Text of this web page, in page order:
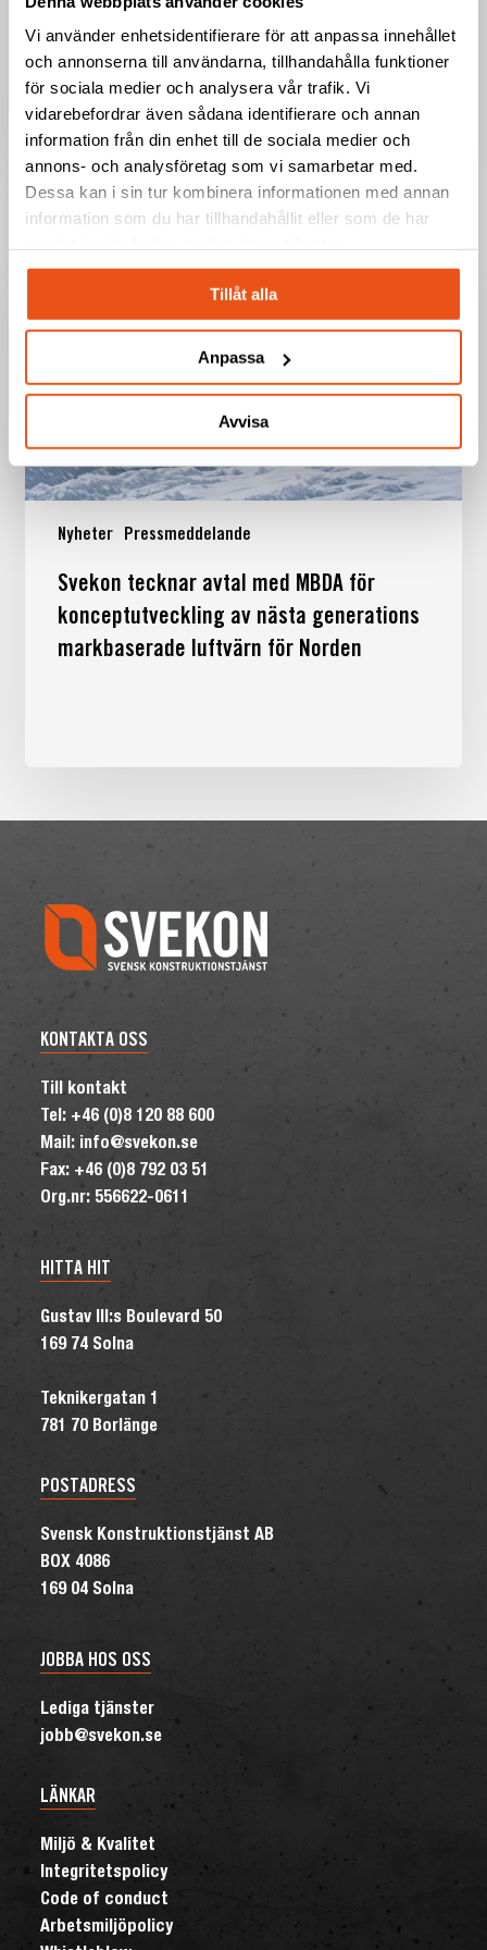
Vi använder enhetsidentifierare för att anpassa innehållet
och annonserna till användarna, tillhandahålla funktioner
för sociala medier och analysera vår trafik. Vi
vidarebefordrar även sådana identifierare och annan
information från din enhet till de sociala medier och
annons- och analysföretag som vi samarbetar med.
Dessa kan i sin tur kombinera informationen med annan
information som du har tillhandahållit eller som de har
Tillåt alla
Anpassa
Avvisa
tilldelas
ramavtal
av
FMV
för
packrafts
Svekon tilldelas ramavtal av FMV för
packrafts till Försvarsmakten
Nyheter Pressmeddelande
Svekon
tecknar
avtal
med
Norden
Svekon tecknar avtal med MBDA för
konceptutveckling av nästa generations
markbaserade luftvärn för Norden
KONTAKTA OSS
Till kontakt
Tel: +46 (0)8 120 88 600
Mail: info@svekon.se
Fax: +46 (0)8 792 03 51
Org.nr: 556622-0611
HITTA HIT
Gustav III:s Boulevard 50
169 74 Solna
Teknikergatan 1
781 70 Borlänge
POSTADRESS
Svensk Konstruktionstjänst AB
BOX 4086
169 04 Solna
JOBBA HOS OSS
Lediga tjänster
jobb@svekon.se
LÄNKAR
Miljö & Kvalitet
Integritetspolicy
Code of conduct
Arbetsmiljöpolicy